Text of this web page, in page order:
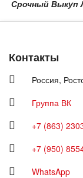
Срочный Выкуп
Контакты
Россия,
Группа ВК
+7 (863)
+7 (950)
WhatsApp